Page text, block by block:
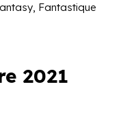
Fantastique
2021